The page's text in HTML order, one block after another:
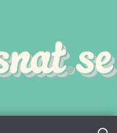
Sök